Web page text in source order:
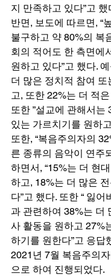
지 만족하고 있다”고 했
반면, 보도에 따르면, “
불구하고 약 80%의 복
회의 적어도 한 측면에
원하고 있다”고 했다.
더 많은 정치적 참여
고, 또한 22%는 더 적
또한 ”설교에 관해서는
있는 가르치기를 원하
또한, “복음주의자의
른 종류의 음악이 연주
하면서, “15%는 더 현
하고, 18%는 더 많은
다”고 했다. 또한 “ 잃어
과 관련하여 38%는 더
사 활동을 원하고 27%
하기를 원한다”고 응답
2021년 7월 복음주의
으로 하여 진행되었다.